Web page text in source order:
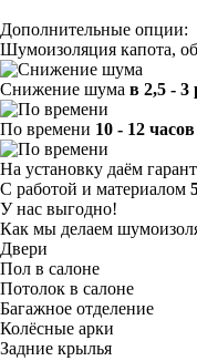
Дополнительные опции:
Шумоизоляция капота,
Снижение шума в 2,5 - 3
По времени 10 - 12 часов
На установку даём
С работой и материалом
У нас выгодно!
Как мы делаем
Двери
Пол в салоне
Потолок в салоне
Багажное отделение
Колёсные арки
Задние крылья